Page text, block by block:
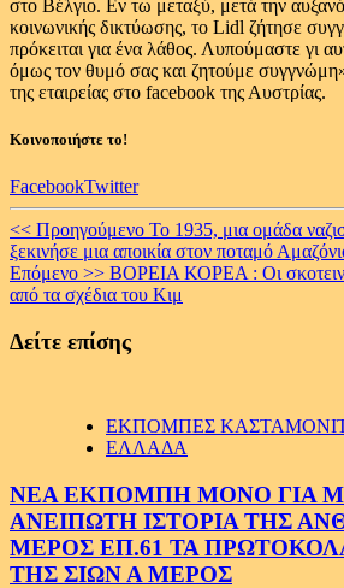
στο Βέλγιο. Εν τω μεταξύ, μετά την
κοινωνικής δικτύωσης, το Lidl ζήτησε
πρόκειται για ένα λάθος. Λυπούμαστε γι
όμως τον θυμό σας και ζητούμε
της εταιρείας στο facebook της Αυστρίας.
Κοινοποιήστε το!
FacebookTwitter
Continue
Reading
<< Προηγούμενο Το 1935, μια ομάδα
ξεκινήσε μια αποικία στον ποταμό
Επόμενο >> ΒΟΡΕΙΑ ΚΟΡΕΑ : Οι
από τα σχέδια του Κιμ
Δείτε επίσης
ΕΚΠΟΜΠΕΣ
ΕΛΛΑΔΑ
ΝΕΑ ΕΚΠΟΜΠΗ ΜΟΝΟ ΓΙΑ
ΑΝΕΙΠΩΤΗ ΙΣΤΟΡΙΑ ΤΗΣ
ΜΕΡΟΣ ΕΠ.61 ΤΑ
ΤΗΣ ΣΙΩΝ Α ΜΕΡΟΣ